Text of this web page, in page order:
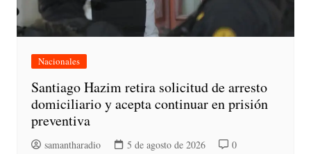
Nacionales
Santiago Hazim retira solicitud de arresto
domiciliario y acepta continuar en prisión
preventiva
samantharadio 5 de agosto de 2026 0